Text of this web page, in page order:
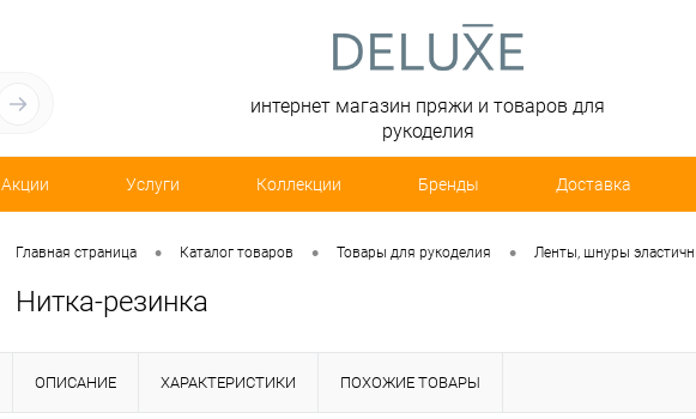
интернет магазин пряжи и товаров для
рукоделия
Акции Услуги Коллекции Бренды Доставка
Главная страница • Каталог товаров • Товары для рукоделия • Ленты, шнуры
Нитка-резинка
ОПИСАНИЕ ХАРАКТЕРИСТИКИ ПОХОЖИЕ ТОВАРЫ